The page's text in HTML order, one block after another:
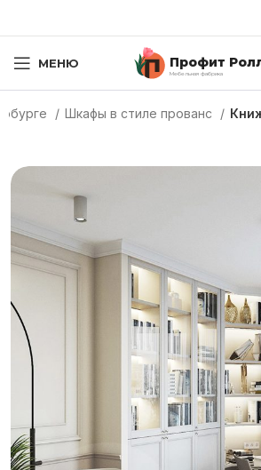
МЕНЮ Профит
Мебельная фабрика
Шкафы в стиле прованс